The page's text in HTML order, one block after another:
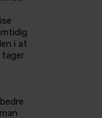
i at
tager